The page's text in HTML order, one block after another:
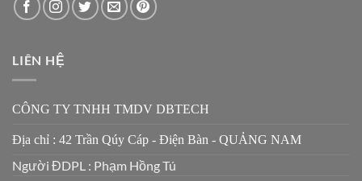
LIÊN HỆ
CÔNG TY TNHH TMDV DBTECH
Địa chỉ : 42 Trần Qúy Cáp - Điện Bàn - QUẢNG NAM
Người ĐDPL : Phạm Hồng Tú